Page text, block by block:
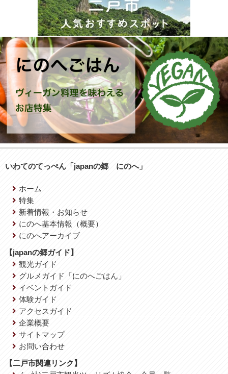
いわてのてっぺん「japanの郷 にのへ」
ホーム
特集
新着情報・お知らせ
にのへ基本情報（概要）
にのへアーカイブ
【japanの郷ガイド】
観光ガイド
グルメガイド「にのへごはん」
イベントガイド
体験ガイド
アクセスガイド
企業概要
サイトマップ
お問い合わせ
【二戸市関連リンク】